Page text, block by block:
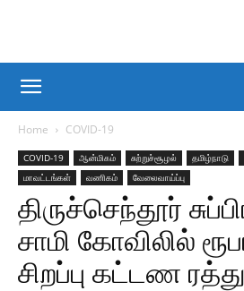
Home COVID-19
COVID-19 ஆன்மிகம் சுற்றுச்சூழல் தமிழ்நாடு
மாவட்டங்கள்
வணிகம் வேலைவாய்ப்பு
திருச்செந்தூர்
சாமி கோவிலில்
சிறப்பு கட்டண